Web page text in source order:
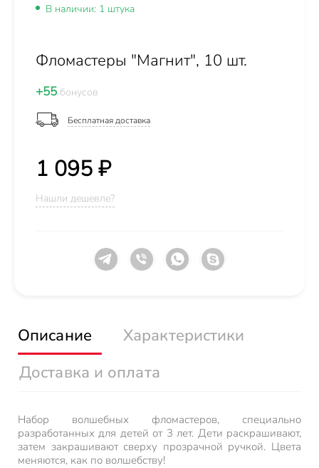
В наличии: 1 штука
Фломастеры "Магнит", 10 шт.
+55 бонусов
Бесплатная доставка
1 095 ₽
Нашли дешевле?
Описание
Характеристики
Доставка и оплата
Набор волшебных фломастеров, специально
разработанных для детей от 3 лет. Дети раскрашивают,
затем закрашивают сверху прозрачной ручкой. Цвета
меняются, как по волшебству!